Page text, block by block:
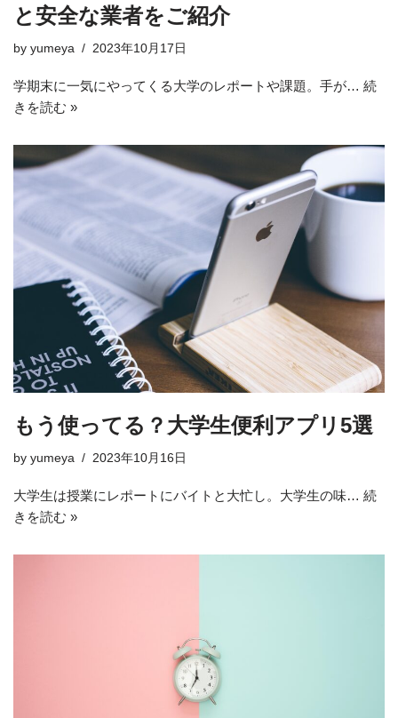
と安全な業者をご紹介
by yumeya 2023年10月17日
学期末に一気にやってくる大学のレポートや課題。手が… 続
きを読む »
もう使ってる？大学生便利アプリ5選
by yumeya 2023年10月16日
大学生は授業にレポートにバイトと大忙し。大学生の味… 続
きを読む »